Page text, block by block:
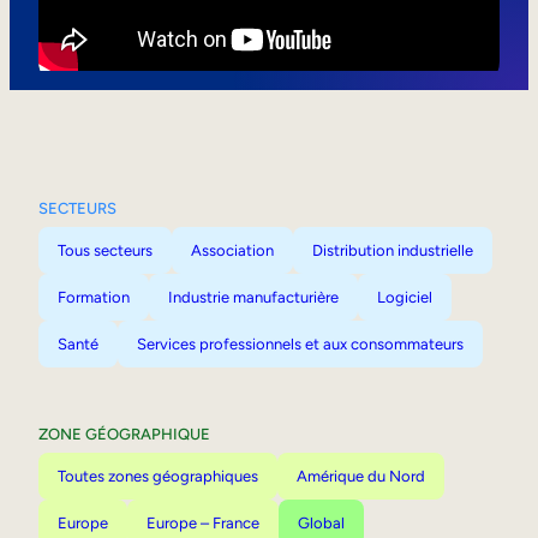
SECTEURS
Tous secteurs Association Distribution industrielle
Formation Industrie manufacturière Logiciel
Santé Services professionnels et aux consommateurs
ZONE GÉOGRAPHIQUE
Toutes zones géographiques Amérique du Nord
Europe Europe – France Global